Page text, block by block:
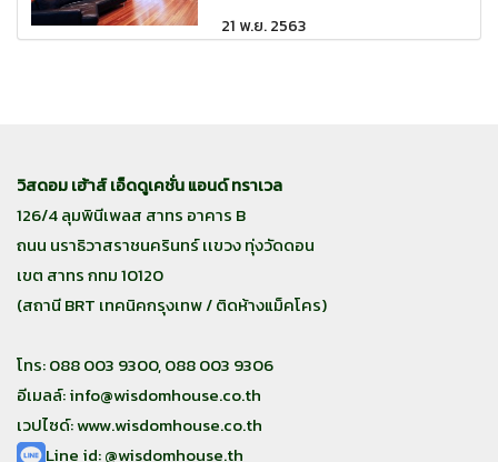
21 พ.ย. 2563
วิสดอม เฮ้าส์ เอ็ดดูเคชั่น แอนด์ ทราเวล
126/4 ลุมพินีเพลส สาทร อาคาร B
ถนน นราธิวาสราชนครินทร์ เเขวง ทุ่งวัดดอน
เขต สาทร กทม 10120
(สถานี BRT เทคนิคกรุงเทพ / ติดห้างแม็คโคร)
โทร: 088 003 9300, 088 003 9306
อีเมลล์:info@wisdomhouse.co.th
เวปไซด์: www.wisdomhouse.co.th
Line id: @wisdomhouse.th